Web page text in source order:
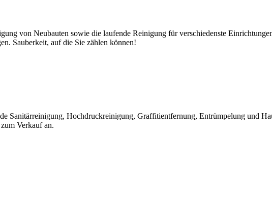
von Neubauten sowie die laufende Reinigung für verschiedenste
Sauberkeit, auf die Sie zählen können!
Sanitärreinigung, Hochdruckreinigung, Graffitientfernung, Entrümpelung und
Verkauf an.